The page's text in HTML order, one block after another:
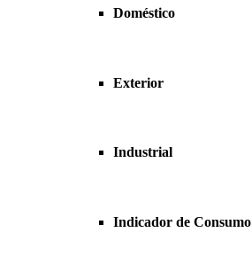
Doméstico
Exterior
Industrial
Indicador de Consumo